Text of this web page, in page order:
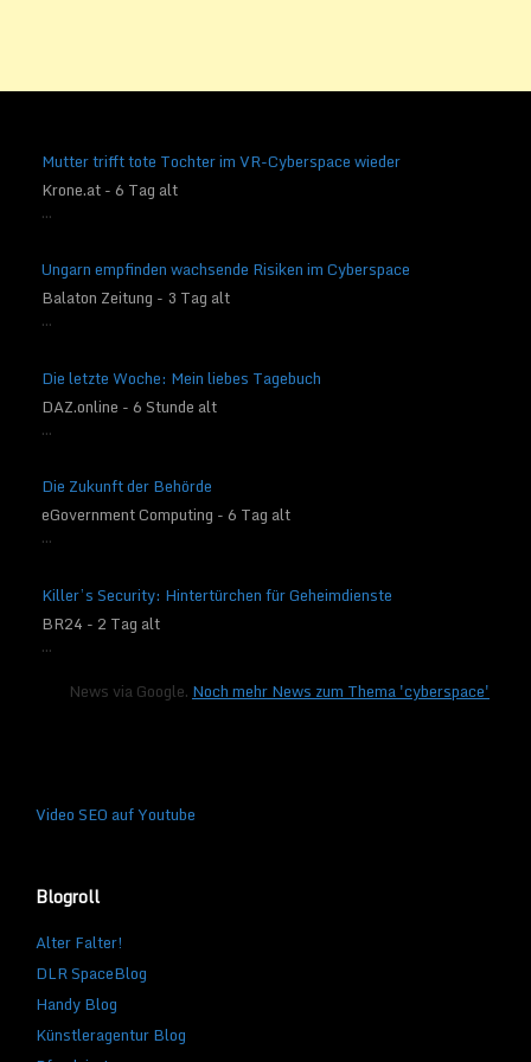
Mutter trifft tote Tochter im VR-Cyberspace wieder
Krone.at - 6 Tag alt
...
Ungarn empfinden wachsende Risiken im Cyberspace
Balaton Zeitung - 3 Tag alt
...
Die letzte Woche: Mein liebes Tagebuch
DAZ.online - 6 Stunde alt
...
Die Zukunft der Behörde
eGovernment Computing - 6 Tag alt
...
Killer’s Security: Hintertürchen für Geheimdienste
BR24 - 2 Tag alt
...
News via Google. Noch mehr News zum Thema 'cyberspace'
Video SEO auf Youtube
Blogroll
Alter Falter!
DLR SpaceBlog
Handy Blog
Künstleragentur Blog